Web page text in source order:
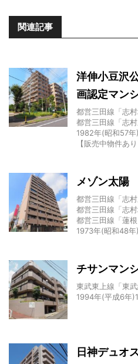
関連記事
洋伸小豆沢
画認定マン
都営三田線「志
都営三田線「志
1982年(昭和57
【販売中物件あり
メゾン太陽
都営三田線「志
都営三田線「志
都営三田線「蓮
1973年(昭和48
チサンマン
東武東上線「東
1994年(平成6年
日神デュオ